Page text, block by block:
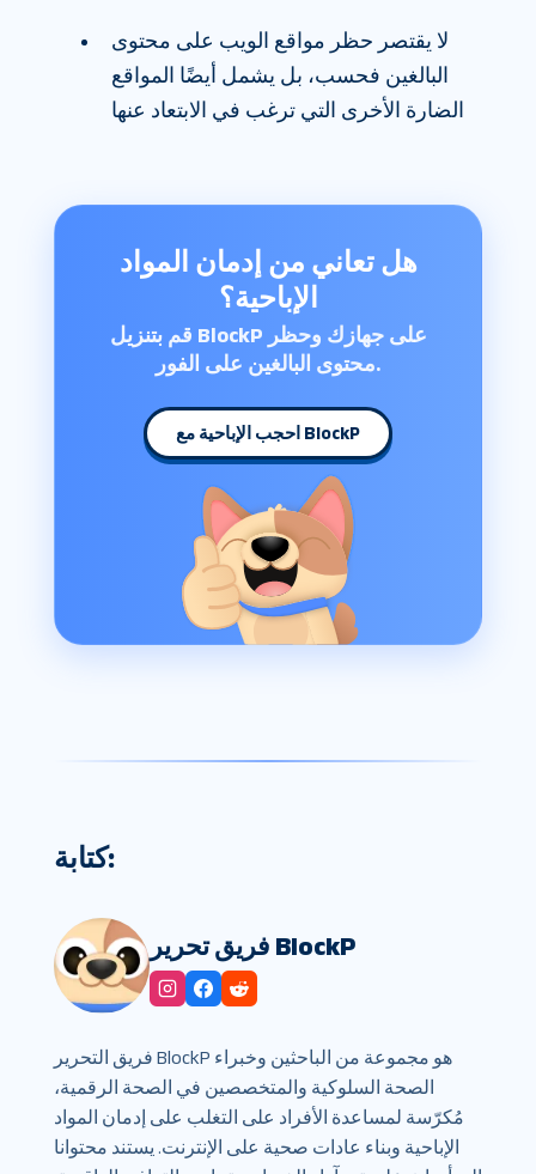
لا يقتصر حظر مواقع الويب على محتوى
البالغين فحسب، بل يشمل أيضًا المواقع
الضارة الأخرى التي ترغب في الابتعاد عنها
هل تعاني من إدمان المواد
الإباحية؟
قم بتنزيل BlockP على جهازك وحظر
محتوى البالغين على الفور.
احجب الإباحية مع BlockP
كتابة:
فريق تحرير BlockP
فريق التحرير BlockP هو مجموعة من الباحثين وخبراء
الصحة السلوكية والمتخصصين في الصحة الرقمية،
مُكرّسة لمساعدة الأفراد على التغلب على إدمان المواد
الإباحية وبناء عادات صحية على الإنترنت. يستند محتوانا